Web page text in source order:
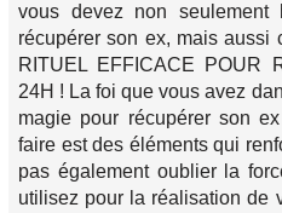
vous devez non
récupérer son ex, mais aussi
RITUEL EFFICACE POUR
24H ! La foi que vous avez
magie pour récupérer son
faire est des éléments qui
pas également oublier la
utilisez pour la réalisation de